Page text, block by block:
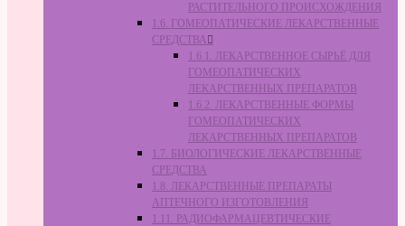
РАСТИТЕЛЬНОГО ПРОИСХОЖДЕНИЯ
1.6. ГОМЕОПАТИЧЕСКИЕ ЛЕКАРСТВЕННЫЕ
СРЕДСТВА
1.6.1. ЛЕКАРСТВЕННОЕ СЫРЬЁ ДЛЯ
ГОМЕОПАТИЧЕСКИХ
ЛЕКАРСТВЕННЫХ ПРЕПАРАТОВ
1.6.2. ЛЕКАРСТВЕННЫЕ ФОРМЫ
ГОМЕОПАТИЧЕСКИХ
ЛЕКАРСТВЕННЫХ ПРЕПАРАТОВ
1.7. БИОЛОГИЧЕСКИЕ ЛЕКАРСТВЕННЫЕ
СРЕДСТВА
1.8. ЛЕКАРСТВЕННЫЕ ПРЕПАРАТЫ
АПТЕЧНОГО ИЗГОТОВЛЕНИЯ
1.11. РАДИОФАРМАЦЕВТИЧЕСКИЕ